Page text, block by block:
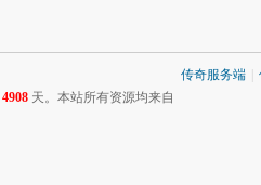
传奇服务端
4908 天。本站所有资源均来自